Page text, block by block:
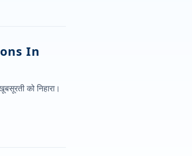
In
को निहारा।